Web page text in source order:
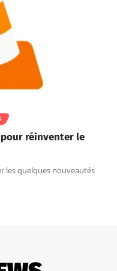
pour réinventer le
les quelques nouveautés